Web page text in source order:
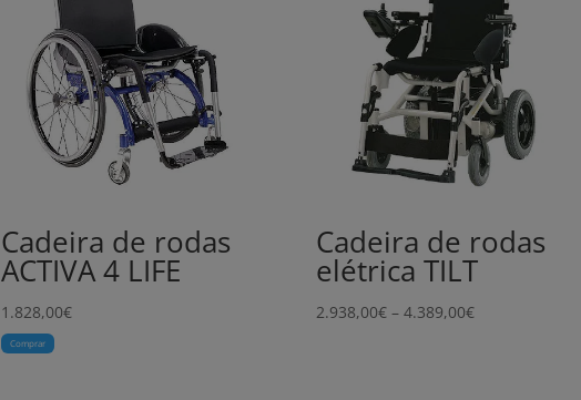
Cadeira de rodas
ACTIVA 4 LIFE
1.828,00€
Comprar
Cadeira de rodas
elétrica TILT
2.938,00€ – 4.389,00€Price